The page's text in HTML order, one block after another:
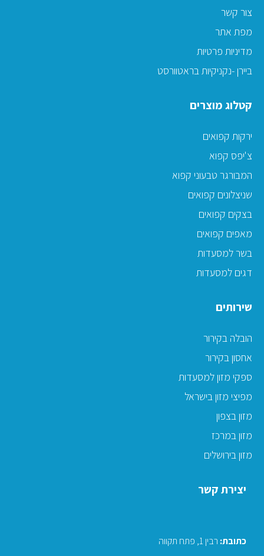
צור קשר
מפת אתר
מדיניות פרטיות
ביירן -נקניקיות בראטוורסט
קטלוג מוצרים
ירקות קפואים
צ'יפס קפוא
המבורגר טבעוני קפוא
שניצלונים קפואים
בצקים קפואים
מאפים קפואים
בשר למסעדות
דגים למסעדות
שירותים
הובלה בקירור
אחסון בקירור
ספקי מזון למסעדות
מפיצי מזון בישראל
מזון בצפון
מזון במרכז
מזון בירושלים
יצירת קשר
כתובת: רבין 1, פתח תקווה